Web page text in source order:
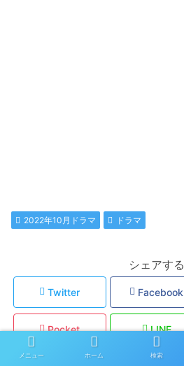
2022年10月ドラマ ドラマ
シェアする
Twitter Facebook
Pocket LINE
メニュー ホーム 検索